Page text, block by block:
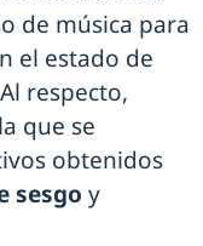
de música para
el estado de
respecto,
que se
obtenidos
sesgo y